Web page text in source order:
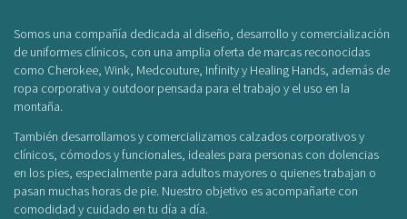
Somos una compañía dedicada al diseño, desarrollo y comercialización
de uniformes clínicos, con una amplia oferta de marcas reconocidas
como Cherokee, Wink, Medcouture, Infinity y Healing Hands, además de
ropa corporativa y outdoor pensada para el trabajo y el uso en la
montaña.
También desarrollamos y comercializamos calzados corporativos y
clínicos, cómodos y funcionales, ideales para personas con dolencias
en los pies, especialmente para adultos mayores o quienes trabajan o
pasan muchas horas de pie. Nuestro objetivo es acompañarte con
comodidad y cuidado en tu día a día.